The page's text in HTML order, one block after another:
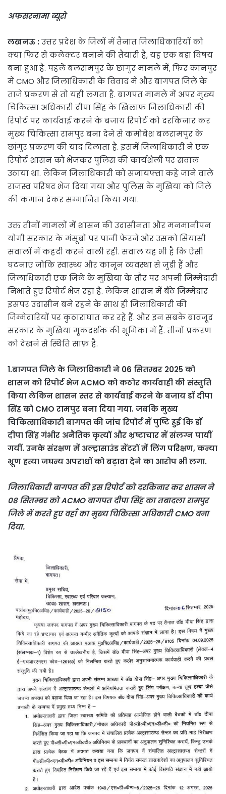
अफसरनामा ब्यूरो
लखनऊ : उत्तर प्रदेश के जिलों में तैनात जिलाधिकारियों को
क्या फिर से कलेक्टर बनाने की तैयारी है, यह एक बड़ा विषय
बना हुआ है. पहले बलरामपुर के छांगुर मामले में, फिर कानपुर
में CMO और जिलाधिकारी के विवाद में और बागपत जिले के
ताजे प्रकरण से तो यही लगता है. बागपत मामले में अपर मुख्य
चिकित्सा अधिकारी दीपा सिंह के खिलाफ जिलाधिकारी की
रिपोर्ट पर कार्यवाई करने के बजाय रिपोर्ट को दरकिनार कर
मुख्य चिकित्सा रामपुर बना देने से कमोबेश बलरामपुर के
छांगुर प्रकरण की याद दिलाता है. इसमें जिलाधिकारी ने एक
रिपोर्ट शासन को भेजकर पुलिस की कार्यशैली पर सवाल
उठाया था. लेकिन जिलाधिकारी को सजायफ्ता कहे जाने वाले
राजस्व परिषद भेज दिया गया और पुलिस के मुखिया को जिले
की कमान देकर सम्मानित किया गया.
उक्त तीनों मामलों में शासन की उदासीनता और मनमानीपन
योगी सरकार के मंसूबों पर पानी फेरने और उसको सियासी
सवालों में कहदी करने वाली रही. सवाल यह भी है कि ऐसी
घटनाएं जोकि स्वास्थ्य और कानून व्यवस्था से जुडी हैं और
जिलाधिकारी एक जिले के मुखिया के तौर पर अपनी जिम्मेदारी
निभाते हुए रिपोर्ट भेज रहा है. लेकिन शासन में बैठे जिम्मेदार
इसपर उदासीन बने रहने के साथ ही जिलाधिकारी की
जिम्मेदारियों पर कुठाराघात कर रहे हैं. और इन सबके बावजूद
सरकार के मुखिया मूकदर्शक की भूमिका में हैं. तीनों प्रकरण
को देखने से स्थिति साफ़ है.
1.बागपत जिले के जिलाधिकारी ने 06 सितम्बर 2025 को
शासन को रिपोर्ट भेज ACMO को कठोर कार्यवाही की संस्तुति
किया लेकिन शासन स्तर से कार्यवाई करने के बजाय डॉ दीपा
सिंह को CMO रामपुर बना दिया गया. जबकि मुख्य
चिकित्साधिकारी बागपत की जांच रिपोर्ट में पुष्टि हुई कि डॉ
दीपा सिंह गंभीर अनैतिक कृत्यों और भ्रष्टाचार में संलग्न पायीं
गयीं. उनके संरक्षण में अल्ट्रासाउंड सेंटरों में लिंग परिक्षण, कन्या
भ्रूण हत्या जघन्य अपराधों को बढ़ावा देने का आरोप भी लगा.
जिलाधिकारी बागपत की इस रिपोर्ट को दरकिनार कर शासन ने
08 सितम्बर को ACMO बागपत दीपा सिंह का तबादला रामपुर
जिले में करते हुए वहाँ का मुख्य चिकित्सा अधिकारी CMO बना
दिया.